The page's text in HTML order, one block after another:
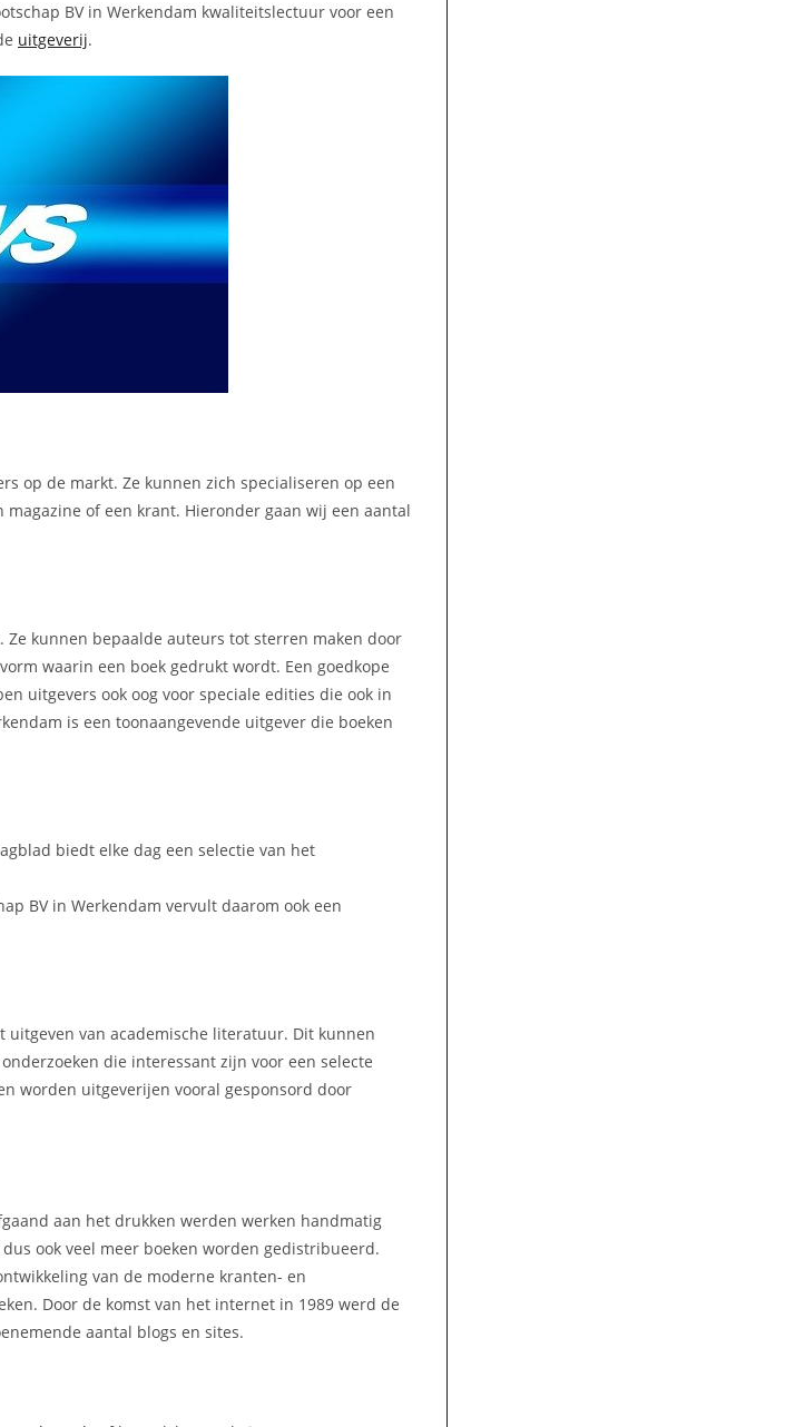
BV in Werkendam kwaliteitslectuur voor een
uitgeverij.
op de markt. Ze kunnen zich specialiseren op een
of een krant. Hieronder gaan wij een aantal
kunnen bepaalde auteurs tot sterren maken door
waarin een boek gedrukt wordt. Een goedkope
uitgevers ook oog voor speciale edities die ook in
is een toonaangevende uitgever die boeken
biedt elke dag een selectie van het
BV in Werkendam vervult daarom ook een
van academische literatuur. Dit kunnen
die interessant zijn voor een selecte
worden uitgeverijen vooral gesponsord door
aan het drukken werden werken handmatig
ook veel meer boeken worden gedistribueerd.
van de moderne kranten- en
Door de komst van het internet in 1989 werd de
aantal blogs en sites.